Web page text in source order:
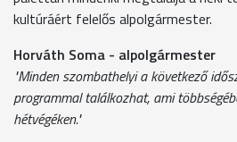
kultúráért felelős alpolgármester.
Horváth Soma - alpolgármester
"Minden szombathelyi a következő
programmal találkozhat, ami
hétvégéken."